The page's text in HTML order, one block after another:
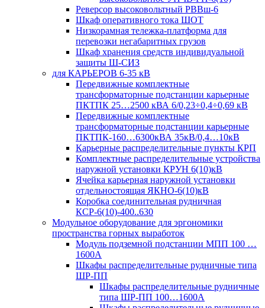
Реверсор высоковольтный РВВш-6
Шкаф оперативного тока ШОТ
Низкорамная тележка-платформа для
перевозки негабаритных грузов
Шкаф хранения средств индивидуальной
защиты Ш-СИЗ
для КАРЬЕРОВ 6-35 кВ
Передвижные комплектные
трансформаторные подстанции карьерные
ПКТПК 25…2500 кВА 6/0,23÷0,4÷0,69 кВ
Передвижные комплектные
трансформаторные подстанции карьерные
ПКТПК-160…6300кВА 35кВ/0,4…10кВ
Карьерные распределительные пункты КРП
Комплектные распределительные устройства
наружной установки КРУН 6(10)кВ
Ячейка карьерная наружной установки
отдельностоящая ЯКНО-6(10)кВ
Коробка соединительная рудничная
КСР-6(10)-400..630
Модульное оборудование для эргономики
пространства горных выработок
Модуль подземной подстанции МПП 100 …
1600А
Шкафы распределительные рудничные типа
ШР-ПП
Шкафы распределительные рудничные
типа ШР-ПП 100…1600А